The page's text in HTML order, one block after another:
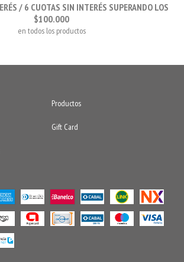
/ 6 CUOTAS SIN INTERÉS SUPERANDO LOS
$100.000
en todos los productos
Productos
Gift Card